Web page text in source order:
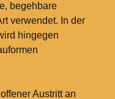
begehbare
verwendet. In der
hingegen
Austritt an